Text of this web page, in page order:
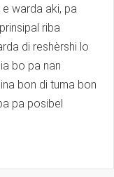
e warda aki, pa
riba
di reshèrshi lo
bo pa nan
bon di tuma bon
pa posibel